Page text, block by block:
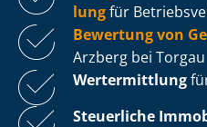
lungfür
Bewertung von
Arzberg bei Torgau
Wertermittlung
Steuerliche